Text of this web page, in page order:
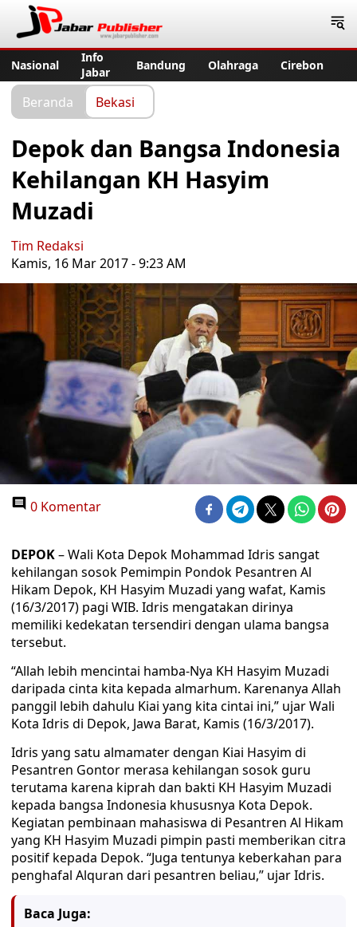
Nasional
Info
Jabar
Bandung Olahraga Cirebon
Beranda Bekasi
Depok dan Bangsa Indonesia
Kehilangan KH Hasyim
Muzadi
Tim Redaksi
Kamis, 16 Mar 2017 - 9:23 AM
0 Komentar
DEPOK– Wali Kota Depok Mohammad Idris sangat
kehilangan sosok Pemimpin Pondok Pesantren Al
Hikam Depok, KH Hasyim Muzadi yang wafat, Kamis
(16/3/2017) pagi WIB. Idris mengatakan dirinya
memiliki kedekatan tersendiri dengan ulama bangsa
tersebut.
“Allah lebih mencintai hamba-Nya KH Hasyim Muzadi
daripada cinta kita kepada almarhum. Karenanya Allah
panggil lebih dahulu Kiai yang kita cintai ini,” ujar Wali
Kota Idris di Depok, Jawa Barat, Kamis (16/3/2017).
Idris yang satu almamater dengan Kiai Hasyim di
Pesantren Gontor merasa kehilangan sosok guru
terutama karena kiprah dan bakti KH Hasyim Muzadi
kepada bangsa Indonesia khususnya Kota Depok.
Kegiatan pembinaan mahasiswa di Pesantren Al Hikam
yang KH Hasyim Muzadi pimpin pasti memberikan citra
positif kepada Depok. “Juga tentunya keberkahan para
penghafal Alquran dari pesantren beliau,” ujar Idris.
Baca Juga: